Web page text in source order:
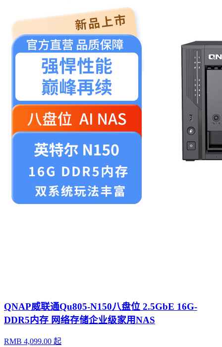
QNAP威联通Qu805-N150八盘位 2.5GbE 16G-
DDR5内存 网络存储企业级家用NAS
RMB 4,099.00 起